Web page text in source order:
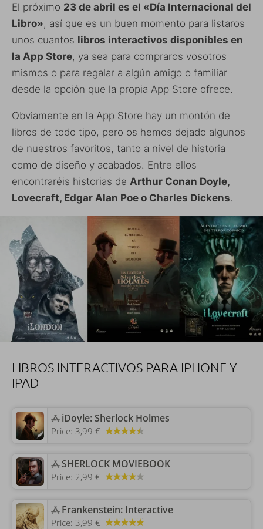
El próximo 23 de abril es el «Día Internacional del
Libro», así que es un buen momento para listaros
unos cuantos libros interactivos disponibles en
la App Store, ya sea para compraros vosotros
mismos o para regalar a algún amigo o familiar
desde la opción que la propia App Store ofrece.
Obviamente en la App Store hay un montón de
libros de todo tipo, pero os hemos dejado algunos
de nuestros favoritos, tanto a nivel de historia
como de diseño y acabados. Entre ellos
encontraréis historias de Arthur Conan Doyle,
Lovecraft, Edgar Alan Poe o Charles Dickens.
LIBROS INTERACTIVOS PARA IPHONE Y
IPAD
‎iDoyle: Sherlock Holmes
Price: 3,99 €
‎SHERLOCK MOVIEBOOK
Price: 2,99 €
‎Frankenstein: Interactive
Price: 3,99 €